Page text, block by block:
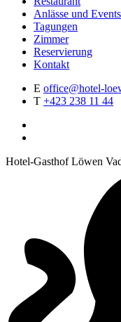
Anlässe und Events
Tagungen
Zimmer
Reservierung
Kontakt
E office@hotel-
T +423 238 11 44
Hotel-Gasthof Löwen